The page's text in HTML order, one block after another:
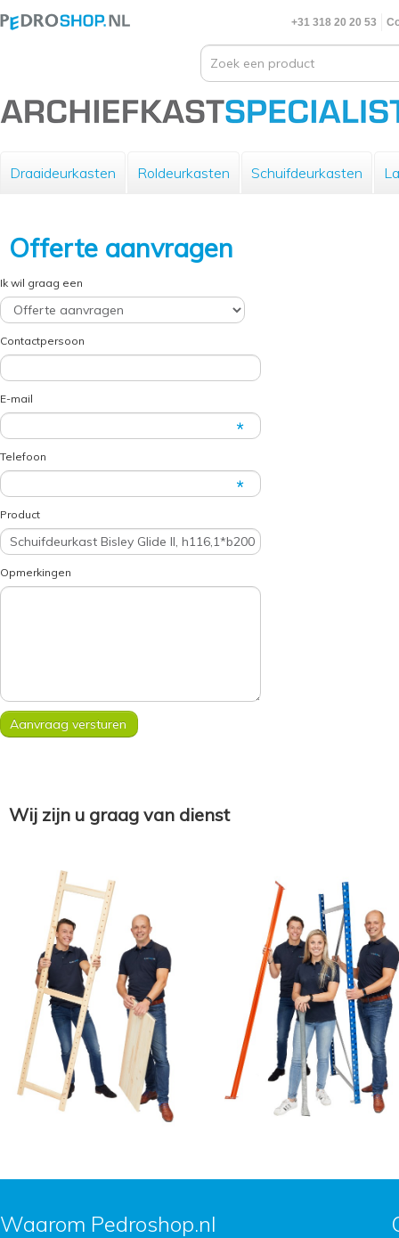
+31 318 20 20 53
Draaideurkasten Roldeurkasten Schuifdeurkasten
Offerte aanvragen
Ik wil graag een
Contactpersoon
E-mail
Telefoon
Product
Opmerkingen
Wij zijn u graag van dienst
Waarom Pedroshop.nl